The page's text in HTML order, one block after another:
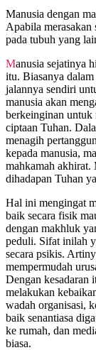
Manusia dengan
Apabila merasakan
pada tubuh yang
Manusia sejatinya hidup atas perannya di dunia ini. Entah apa pun
itu. Biasanya
jalannya sendiri
manusia akan
berkeinginan untuk
ciptaan Tuhan.
menagih
kepada manusia,
mahkamah akhirat.
dihadapan Tuhan
Hal ini mengingat
baik secara fisik
dengan makhluk
peduli. Sifat inilah
secara psikis.
mempermudah
Dengan kesadaran
melakukan
wadah organisasi,
baik senantiasa
ke rumah, dan
biasa.